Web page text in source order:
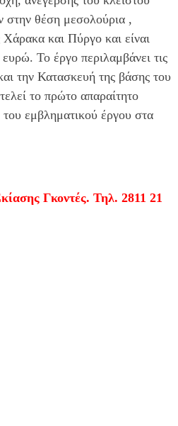
στην θέση μεσολούρια ,
και Πύργο και είναι
Το έργο περιλαμβάνει τις
την Κατασκευή της βάσης του
το πρώτο απαραίτητο
του εμβληματικού έργου στα
Γκοντές. Τηλ. 2811 21